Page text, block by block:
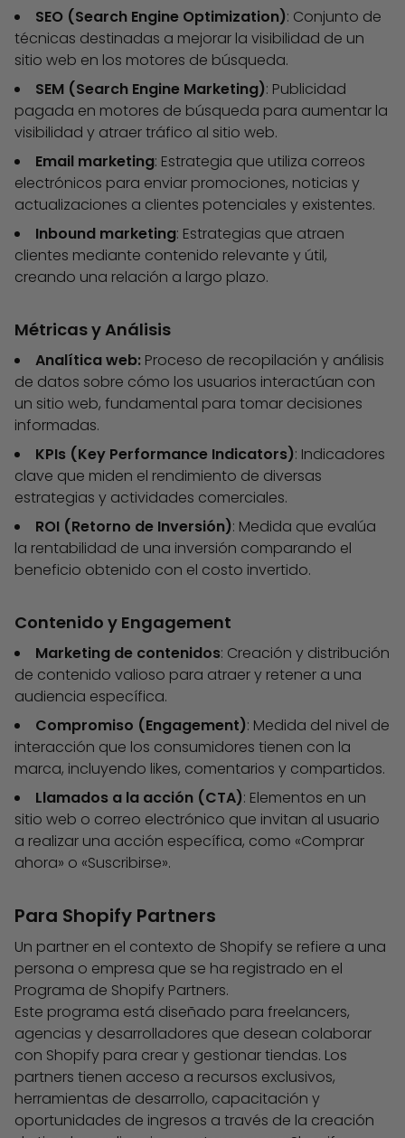
SEO (Search Engine Optimization): Conjunto de
técnicas destinadas a mejorar la visibilidad de un
sitio web en los motores de búsqueda.
SEM (Search Engine Marketing): Publicidad
pagada en motores de búsqueda para aumentar la
visibilidad y atraer tráfico al sitio web.
Email marketing: Estrategia que utiliza correos
electrónicos para enviar promociones, noticias y
actualizaciones a clientes potenciales y existentes.
Inbound marketing: Estrategias que atraen
clientes mediante contenido relevante y útil,
creando una relación a largo plazo.
Métricas y Análisis
Analítica web: Proceso de recopilación y análisis
de datos sobre cómo los usuarios interactúan con
un sitio web, fundamental para tomar decisiones
informadas.
KPIs (Key Performance Indicators): Indicadores
clave que miden el rendimiento de diversas
estrategias y actividades comerciales.
ROI (Retorno de Inversión): Medida que evalúa
la rentabilidad de una inversión comparando el
beneficio obtenido con el costo invertido.
Contenido y Engagement
Marketing de contenidos: Creación y distribución
de contenido valioso para atraer y retener a una
audiencia específica.
Compromiso (Engagement): Medida del nivel de
interacción que los consumidores tienen con la
marca, incluyendo likes, comentarios y compartidos.
Llamados a la acción (CTA): Elementos en un
sitio web o correo electrónico que invitan al usuario
a realizar una acción específica, como «Comprar
ahora» o «Suscribirse».
Para Shopify Partners
Un partner en el contexto de Shopify se refiere a una
persona o empresa que se ha registrado en el
Programa de Shopify Partners.
Este programa está diseñado para freelancers,
agencias y desarrolladores que desean colaborar
con Shopify para crear y gestionar tiendas. Los
partners tienen acceso a recursos exclusivos,
herramientas de desarrollo, capacitación y
oportunidades de ingresos a través de la creación